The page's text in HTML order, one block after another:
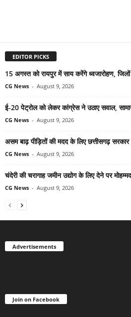
EDITOR PICKS
15 अगस्त को रायपुर में साय करेंगे ध्वजारोहण, जिलों
CG News - August 9, 2026
ई-20 पेट्रोल को लेकर कांग्रेस ने उठाए सवाल,
CG News - August 9, 2026
असम बाढ़ पीड़ितों की मदद के लिए छत्तीसगढ़
CG News - August 9, 2026
चंदेरी की चरागाह जमीन उद्योग के लिए देने पर
CG News - August 9, 2026
Advertisements
Join on Facebook